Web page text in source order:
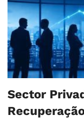
Sector